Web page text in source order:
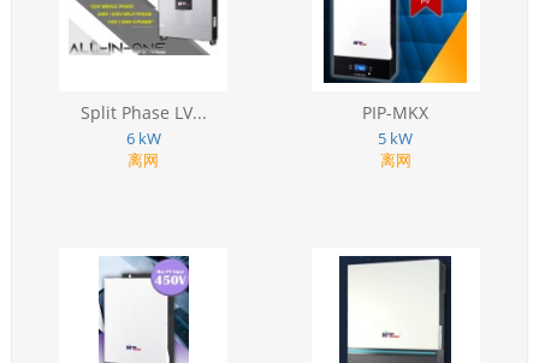
Split Phase LV...
6 kW
离网
PIP-MKX
5 kW
离网